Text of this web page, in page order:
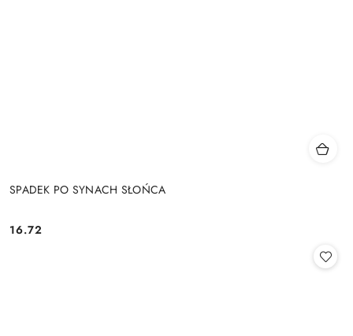
SPADEK PO SYNACH SŁOŃCA
Cena:
16.72